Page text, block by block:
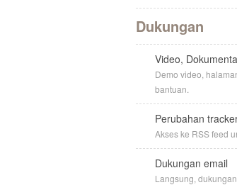
Dukungan
Video,
Demo video,
bantuan.
Perubahan
Akses ke RSS feed
Dukungan email
Langsung,